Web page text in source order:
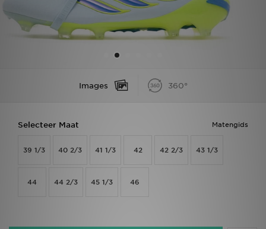
Images 360°
Matengids
Selecteer Maat
39 1/3 40 2/3 41 1/3 42 42 2/3 43 1/3
44 44 2/3 45 1/3 46
Sports
Mijn JD
Klantenservice
Download de app